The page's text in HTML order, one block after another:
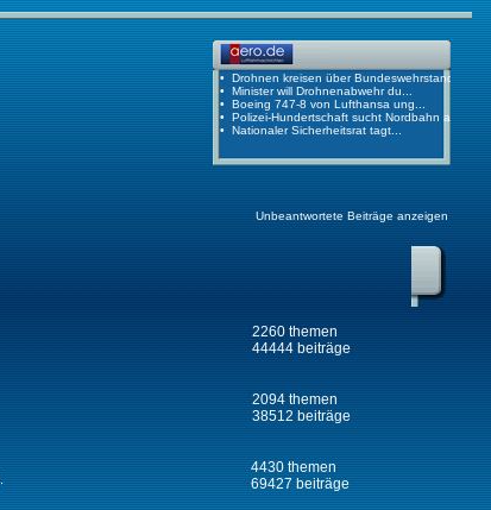
Unbeantwortete Beiträge anzeigen
2260 themen
44444 beiträge
2094 themen
38512 beiträge
4430 themen
69427 beiträge